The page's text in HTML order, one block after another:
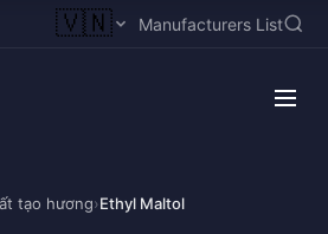
🇻🇳 Manufacturers List
tạo hương›Ethyl Maltol